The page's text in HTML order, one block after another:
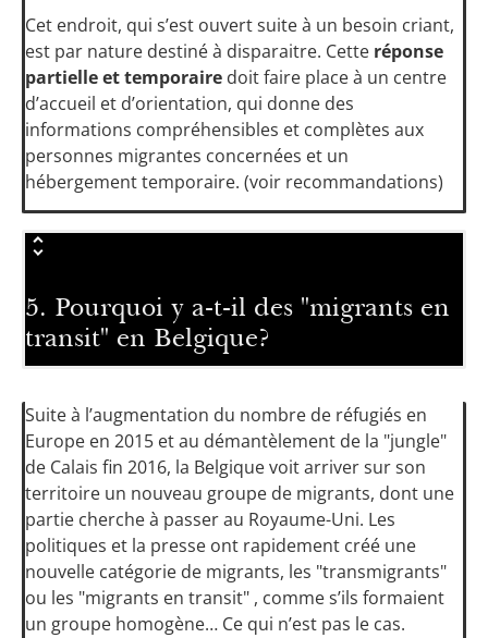
Cet endroit, qui s’est ouvert suite à un besoin criant,
est par nature destiné à disparaitre. Cette réponse
partielle et temporaire doit faire place à un centre
d’accueil et d’orientation, qui donne des
informations compréhensibles et complètes aux
personnes migrantes concernées et un
hébergement temporaire. (voir recommandations)
5. Pourquoi y a-t-il des "migrants en
transit" en Belgique?
Suite à l’augmentation du nombre de réfugiés en
Europe en 2015 et au démantèlement de la "jungle"
de Calais fin 2016, la Belgique voit arriver sur son
territoire un nouveau groupe de migrants, dont une
partie cherche à passer au Royaume-Uni. Les
politiques et la presse ont rapidement créé une
nouvelle catégorie de migrants, les "transmigrants"
ou les "migrants en transit" , comme s’ils formaient
un groupe homogène… Ce qui n’est pas le cas.